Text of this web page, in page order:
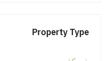
Property Type